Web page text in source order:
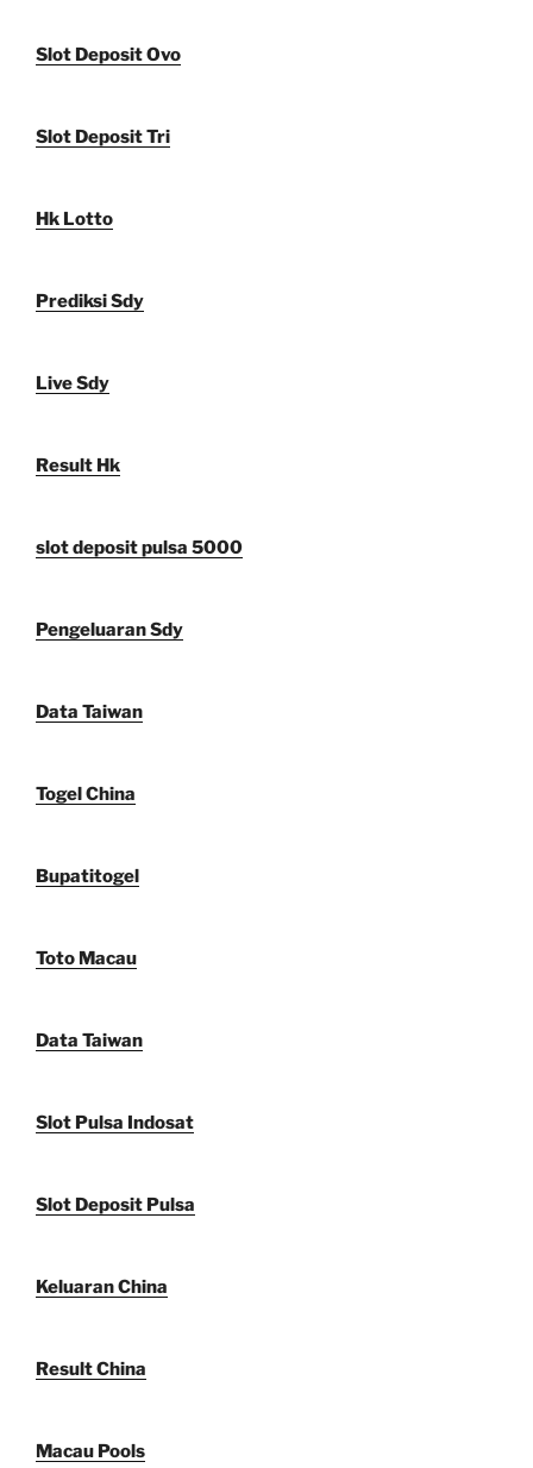
Slot Deposit Ovo
Slot Deposit Tri
Hk Lotto
Prediksi Sdy
Live Sdy
Result Hk
slot deposit pulsa 5000
Pengeluaran Sdy
Data Taiwan
Togel China
Bupatitogel
Toto Macau
Data Taiwan
Slot Pulsa Indosat
Slot Deposit Pulsa
Keluaran China
Result China
Macau Pools